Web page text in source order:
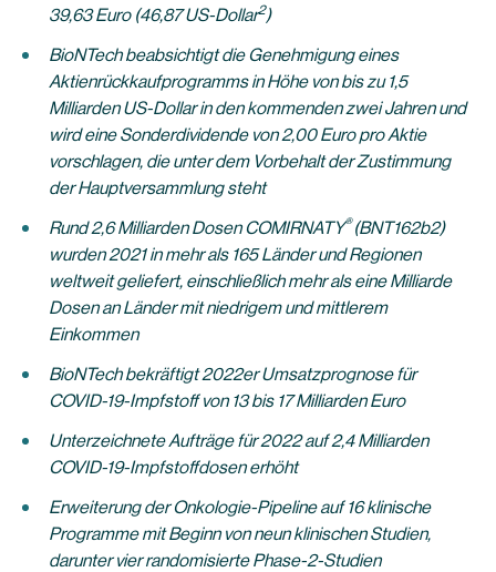
39,63 Euro (46,87 US-Dollar2)
BioNTech beabsichtigt die Genehmigung eines
Aktienrückkaufprogramms in Höhe von bis zu 1,5
Milliarden US-Dollar in den kommenden zwei Jahren und
wird eine Sonderdividende von 2,00 Euro pro Aktie
vorschlagen, die unter dem Vorbehalt der Zustimmung
der Hauptversammlung steht
Rund 2,6 Milliarden Dosen COMIRNATY®(BNT162b2)
wurden 2021 in mehr als 165 Länder und Regionen
weltweit geliefert, einschließlich mehr als eine Milliarde
Dosen an Länder mit niedrigem und mittlerem
Einkommen
BioNTech bekräftigt 2022er Umsatzprognose für
COVID-19-Impfstoff von 13 bis 17 Milliarden Euro
Unterzeichnete Aufträge für 2022 auf 2,4 Milliarden
COVID-19-Impfstoffdosen erhöht
Erweiterung der Onkologie-Pipeline auf 16 klinische
Programme mit Beginn von neun klinischen Studien,
darunter vier randomisierte Phase-2-Studien